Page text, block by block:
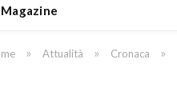
» Attualità » Cronaca »